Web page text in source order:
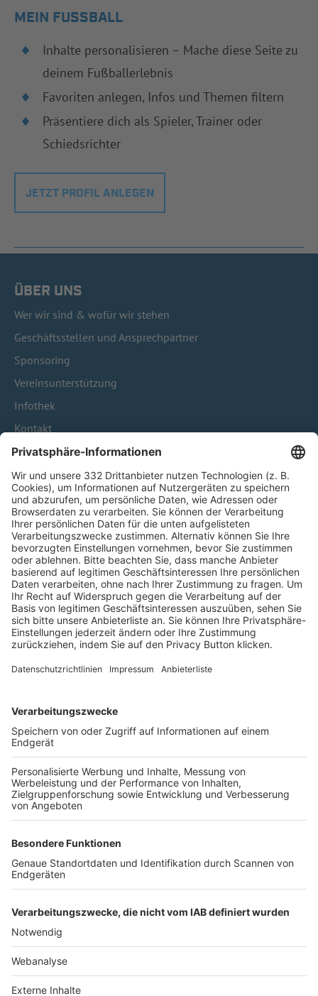
MEIN FUSSBALL
Inhalte personalisieren – Mache diese Seite zu
deinem Fußballerlebnis
Favoriten anlegen, Infos und Themen filtern
Präsentiere dich als Spieler, Trainer oder
Schiedsrichter
JETZT PROFIL ANLEGEN
ÜBER UNS
Wer wir sind & wofür wir stehen
Geschäftsstellen und Ansprechpartner
Sponsoring
Vereinsunterstützung
Infothek
Kontakt
HÄUFIG BESUCHTE SEITEN
Pässe und Vereinswechsel
Trainerausbildung
Schulungsangebot Vereinsmitarbeiter
BFV-Geschäftsstellen
Trainerbörse
Login SpielPlus
FOLGE DEM BFV
TOP-VEREINE
TOP-PARTNER
Nutzungsbedingungen Datenschutz Impressum